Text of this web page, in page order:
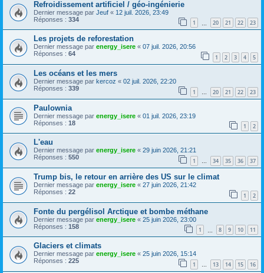
Refroidissement artificiel / géo-ingénierie
Dernier message par Jeuf « 12 juil. 2026, 23:49
Réponses : 334 1 20 21 22 23
Les projets de reforestation
Dernier message par energy_isere « 07 juil. 2026, 20:56
Réponses : 64 1 2 3 4 5
Les océans et les mers
Dernier message par kercoz « 02 juil. 2026, 22:20
Réponses : 339 1 … 20 21 22 23
Paulownia
Dernier message par energy_isere « 01 juil. 2026, 23:19
Réponses : 18 1 2
L'eau
Dernier message par energy_isere « 29 juin 2026, 21:21
Réponses : 550 1 … 34 35 36 37
Trump bis, le retour en arrière des US sur le climat
Dernier message par energy_isere « 27 juin 2026, 21:42
Réponses : 22 1 2
Fonte du pergélisol Arctique et bombe méthane
Dernier message par energy_isere « 25 juin 2026, 23:00
Réponses : 158 1 8 9 10 11
Glaciers et climats
Dernier message par energy_isere « 25 juin 2026, 15:14
Réponses : 225 1 … 13 14 15 16